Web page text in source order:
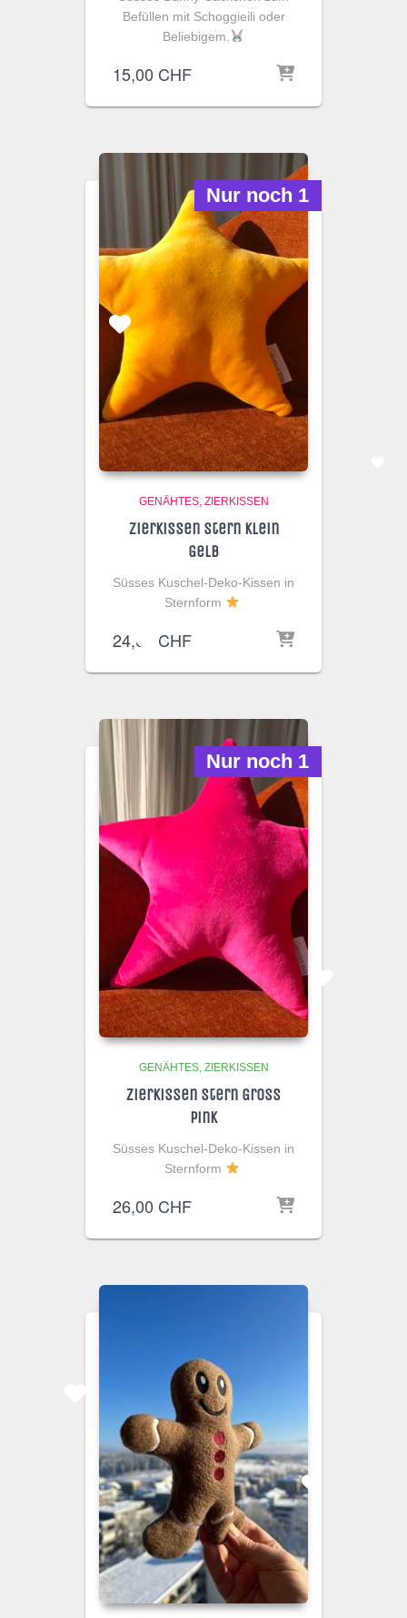
Befüllen mit Schoggieili oder
Beliebigem.
15,00 CHF
Nur noch 1
GENÄHTES ZIERKISSEN
Zierkissen Stern Klein
Gelb
Süsses Kuschel-Deko-Kissen in
Sternform
24,00 CHF
Nur noch 1
GENÄHTES ZIERKISSEN
Zierkissen Stern Gross
Pink
Süsses Kuschel-Deko-Kissen in
Sternform
26,00 CHF